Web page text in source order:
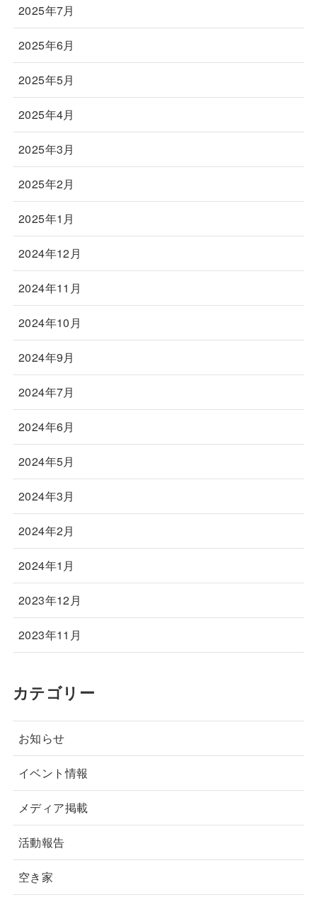
2025年7月
2025年6月
2025年5月
2025年4月
2025年3月
2025年2月
2025年1月
2024年12月
2024年11月
2024年10月
2024年9月
2024年7月
2024年6月
2024年5月
2024年3月
2024年2月
2024年1月
2023年12月
2023年11月
カテゴリー
お知らせ
イベント情報
メディア掲載
活動報告
空き家